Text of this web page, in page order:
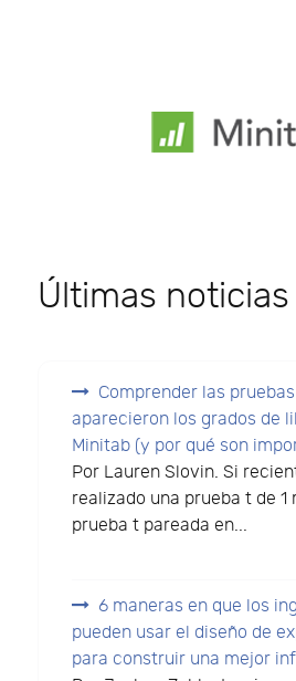
Últimas noticias
Comprender las
aparecieron los grados de
Minitab (y por qué son
Por Lauren Slovin. Si
realizado una prueba t de 1
prueba t pareada en...
6 maneras en que los
pueden usar el diseño de
para construir una mejor